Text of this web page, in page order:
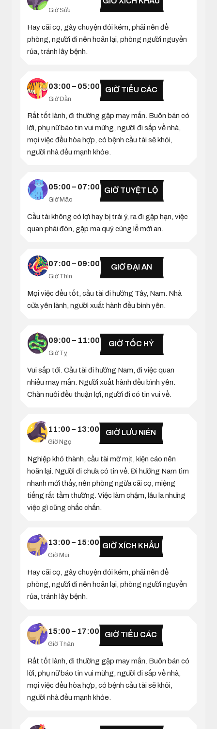
Giờ Sửu
Hay cãi cọ, gây chuyện đói kém, phải nên đề
phòng, người đi nên hoãn lại, phòng người nguyền
rủa, tránh lây bệnh.
03:00 – 05:00
Giờ Dần
GIỜ TIỂU CÁC
Rất tốt lành, đi thường gặp may mắn. Buôn bán có
lời, phụ nữ báo tin vui mừng, người đi sắp về nhà,
mọi việc đều hòa hợp, có bệnh cầu tài sẽ khỏi,
người nhà đều mạnh khỏe.
05:00 – 07:00
Giờ Mão
GIỜ TUYỆT LỘ
Cầu tài không có lợi hay bị trái ý, ra đi gặp hạn, việc
quan phải đòn, gặp ma quỷ cúng lễ mới an.
07:00 – 09:00
Giờ Thìn
GIỜ ĐẠI AN
Mọi việc đều tốt, cầu tài đi hướng Tây, Nam. Nhà
cửa yên lành, người xuất hành đều bình yên.
09:00 – 11:00
Giờ Tỵ
GIỜ TỐC HỶ
Vui sắp tới. Cầu tài đi hướng Nam, đi việc quan
nhiều may mắn. Người xuất hành đều bình yên.
Chăn nuôi đều thuận lợi, người đi có tin vui về.
11:00 – 13:00
Giờ Ngọ
GIỜ LƯU NIÊN
Nghiệp khó thành, cầu tài mờ mịt, kiện cáo nên
hoãn lại. Người đi chưa có tin về. Đi hướng Nam tìm
nhanh mới thấy, nên phòng ngừa cãi cọ, miệng
tiếng rất tầm thường. Việc làm chậm, lâu la nhưng
việc gì cũng chắc chắn.
13:00 – 15:00
Giờ Mùi
GIỜ XÍCH KHẨU
Hay cãi cọ, gây chuyện đói kém, phải nên đề
phòng, người đi nên hoãn lại, phòng người nguyền
rủa, tránh lây bệnh.
15:00 – 17:00
Giờ Thân
GIỜ TIỂU CÁC
Rất tốt lành, đi thường gặp may mắn. Buôn bán có
lời, phụ nữ báo tin vui mừng, người đi sắp về nhà,
mọi việc đều hòa hợp, có bệnh cầu tài sẽ khỏi,
người nhà đều mạnh khỏe.